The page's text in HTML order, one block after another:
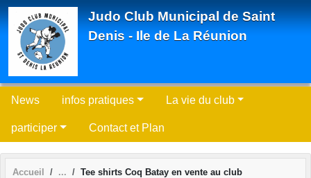
Judo Club Municipal de Saint
Denis - Ile de La Réunion
News infos pratiques La vie du club
participer Contact et Plan
Accueil Tee shirts Coq Batay en vente au club
Panneau de gestion des cookies